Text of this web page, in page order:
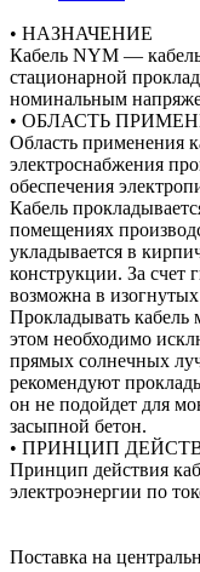
• НАЗНАЧЕНИЕ
Кабель NYM —
стационарной
номинальным
• ОБЛАСТЬ
Область применения
электроснабжения
обеспечения
Кабель
помещениях
укладывается в
конструкции. За счет
возможна в
Прокладывать
этом необходимо
прямых солнечных
рекомендуют
он не подойдет для
засыпной бетон.
• ПРИНЦИП
Принцип действия
электроэнергии по
Поставка на